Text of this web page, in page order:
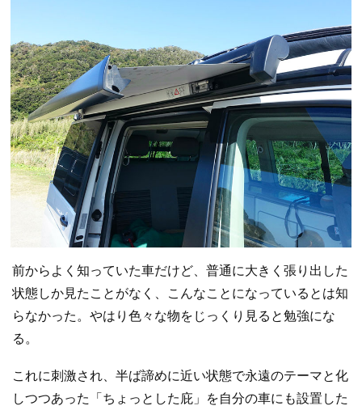
前からよく知っていた車だけど、普通に大きく張り出した
状態しか見たことがなく、こんなことになっているとは知
らなかった。やはり色々な物をじっくり見ると勉強にな
る。
これに刺激され、半ば諦めに近い状態で永遠のテーマと化
しつつあった「ちょっとした庇」を自分の車にも設置した